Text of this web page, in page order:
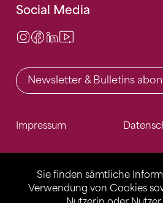
Sie finden sämtliche
Verwendung von Cookies
Social Media
Instagram
Facebook
LinkedIn
Newsletter & Bulletins
Impressum